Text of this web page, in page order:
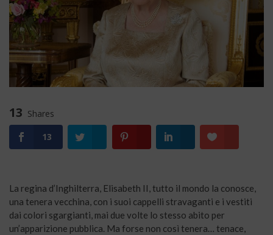
13 Shares
13
La regina d’Inghilterra, Elisabeth II, tutto il mondo la conosce,
una tenera vecchina, con i suoi cappelli stravaganti e i vestiti
dai colori sgargianti, mai due volte lo stesso abito per
un’apparizione pubblica. Ma forse non così tenera… tenace,